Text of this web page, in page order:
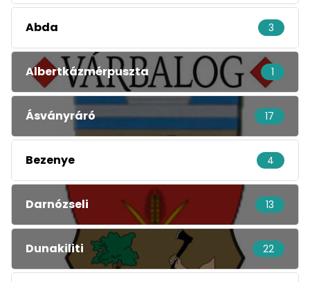
Abda 3
Albertkázmérpuszta 1
Ásványráró 17
Bezenye 4
Darnózseli 13
Dunakiliti 22